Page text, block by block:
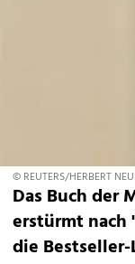
© REUTERS/HERBERT
Das Buch der
erstürmt nach
die